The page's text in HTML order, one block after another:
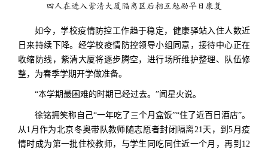
四人在进入紫清大厦隔离区后相互勉励早日康复
如今，学校疫情防控工作趋于稳定，健康驿站入住人数近
日来持续下降。经学校疫情防控领导小组同意，接待中心正在
收缩防线，紫清大厦将逐步腾空，进行场所维护整理、队伍修
整，为春季学期开学做准备。
“本学期最困难的时期已经过去。”闻星火说。
徐铭拥笑称自己“一年吃了三个月盒饭”“住了近百日酒店”。
从1月作为北京冬奥带队教师随志愿者封闭隔离21天，到5月疫
情时成为第一批住校教师，与学生同吃同住近一个月，再到12